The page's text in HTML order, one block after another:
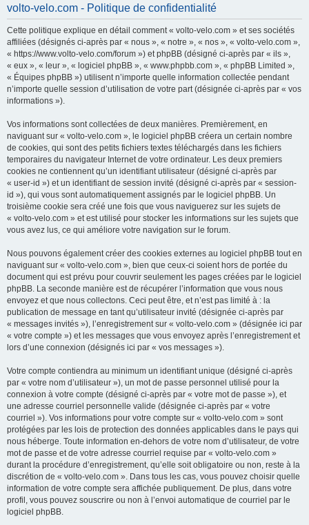
volto-velo.com - Politique de confidentialité
Cette politique explique en détail comment « volto-velo.com » et ses sociétés
affiliées (désignés ci-après par « nous », « notre », « nos », « volto-velo.com »,
« https://www.volto-velo.com/forum ») et phpBB (désigné ci-après par « ils »,
« eux », « leur », « logiciel phpBB », « www.phpbb.com », « phpBB Limited »,
« Équipes phpBB ») utilisent n’importe quelle information collectée pendant
n’importe quelle session d’utilisation de votre part (désignée ci-après par « vos
informations »).
Vos informations sont collectées de deux manières. Premièrement, en
naviguant sur « volto-velo.com », le logiciel phpBB créera un certain nombre
de cookies, qui sont des petits fichiers textes téléchargés dans les fichiers
temporaires du navigateur Internet de votre ordinateur. Les deux premiers
cookies ne contiennent qu’un identifiant utilisateur (désigné ci-après par
« user-id ») et un identifiant de session invité (désigné ci-après par « session-
id »), qui vous sont automatiquement assignés par le logiciel phpBB. Un
troisième cookie sera créé une fois que vous naviguerez sur les sujets de
« volto-velo.com » et est utilisé pour stocker les informations sur les sujets que
vous avez lus, ce qui améliore votre navigation sur le forum.
Nous pouvons également créer des cookies externes au logiciel phpBB tout en
naviguant sur « volto-velo.com », bien que ceux-ci soient hors de portée du
document qui est prévu pour couvrir seulement les pages créées par le logiciel
phpBB. La seconde manière est de récupérer l’information que vous nous
envoyez et que nous collectons. Ceci peut être, et n’est pas limité à : la
publication de message en tant qu’utilisateur invité (désignée ci-après par
« messages invités »), l’enregistrement sur « volto-velo.com » (désignée ici par
« votre compte ») et les messages que vous envoyez après l’enregistrement et
lors d’une connexion (désignés ici par « vos messages »).
Votre compte contiendra au minimum un identifiant unique (désigné ci-après
par « votre nom d’utilisateur »), un mot de passe personnel utilisé pour la
connexion à votre compte (désigné ci-après par « votre mot de passe »), et
une adresse courriel personnelle valide (désignée ci-après par « votre
courriel »). Vos informations pour votre compte sur « volto-velo.com » sont
protégées par les lois de protection des données applicables dans le pays qui
nous héberge. Toute information en-dehors de votre nom d’utilisateur, de votre
mot de passe et de votre adresse courriel requise par « volto-velo.com »
durant la procédure d’enregistrement, qu’elle soit obligatoire ou non, reste à la
discrétion de « volto-velo.com ». Dans tous les cas, vous pouvez choisir quelle
information de votre compte sera affichée publiquement. De plus, dans votre
profil, vous pouvez souscrire ou non à l’envoi automatique de courriel par le
logiciel phpBB.